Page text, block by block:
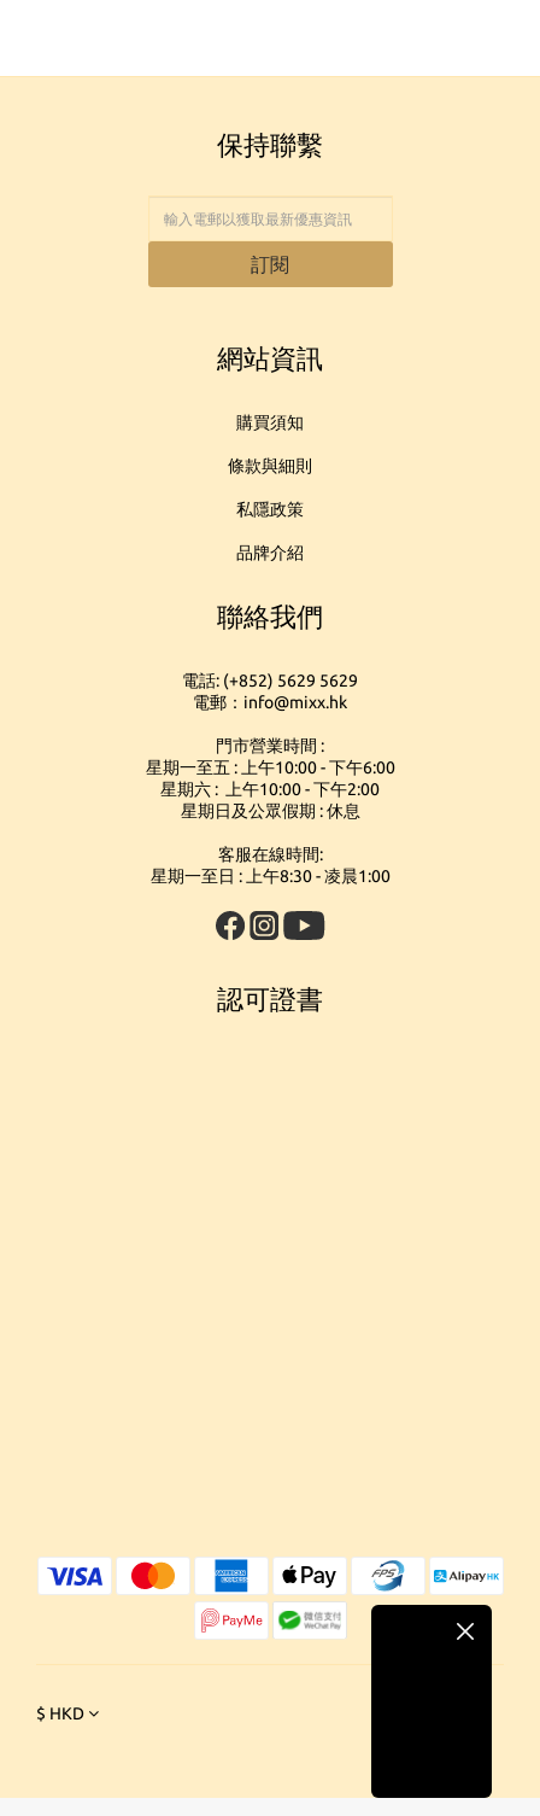
保持聯繫
訂閱
網站資訊
購買須知
條款與細則
私隱政策
品牌介紹
聯絡我們
電話: (+852) 5629 5629
電郵：info@mixx.hk
門市營業時間 :
星期一至五 : 上午10:00 - 下午6:00
星期六 : 上午10:00 - 下午2:00
星期日及公眾假期 : 休息
客服在線時間:
星期一至日 : 上午8:30 - 凌晨1:00
認可證書
$ HKD